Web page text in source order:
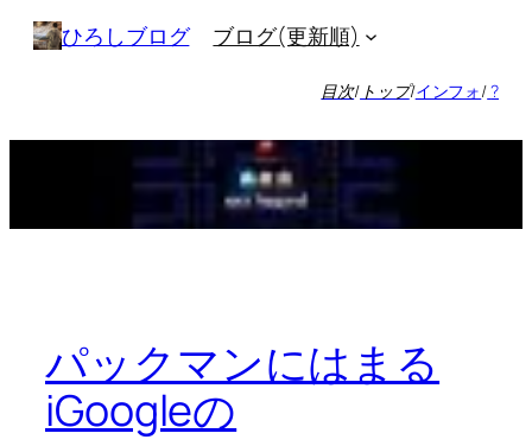
キ
ひろしブログ ブログ(更新順)
目次/ トップ/インフォ/?
パックマンにはまる
iGoogleの